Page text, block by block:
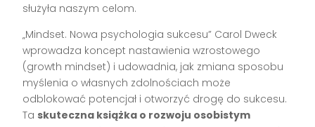
służyła naszym celom.
„Mindset. Nowa psychologia sukcesu” Carol Dweck
wprowadza koncept nastawienia wzrostowego
(growth mindset) i udowadnia, jak zmiana sposobu
myślenia o własnych zdolnościach może
odblokować potencjał i otworzyć drogę do sukcesu.
Ta skuteczna książka o rozwoju osobistym